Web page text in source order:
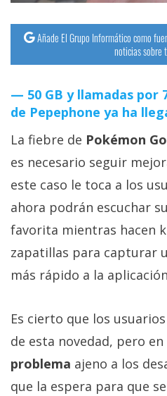
Ciberseguridad
Sistemas
operativos
Profesional
+
Más
temas
Sorteos
/
Sobre
nosotros
Añade El Grupo Informático como
noticias sobre
50 GB y llamadas
de Pepephone ya ha
La fiebre de Pokémon Go
es necesario seguir
este caso le toca a los
ahora podrán escuchar
favorita mientras hacen
zapatillas para capturar
más rápido a la
Es cierto que los
de esta novedad, pero
problema ajeno a los
que la espera para que